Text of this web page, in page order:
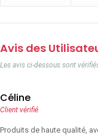
Avis des
Les avis ci-dessous sont
Céline
Client vérifié
Produits de haute qualité,